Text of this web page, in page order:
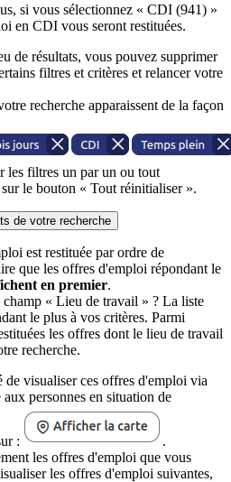
si vous sélectionnez « CDI (941) »
en CDI vous seront restituées.
de résultats, vous pouvez supprimer
filtres et critères et relancer votre
recherche apparaissent de la façon
les filtres un par un ou tout
le bouton « Tout réinitialiser ».
de votre recherche
est restituée par ordre de
que les offres d'emploi répondant le
en premier.
champ « Lieu de travail » ? La liste
le plus à vos critères. Parmi
les offres dont le lieu de travail
recherche.
de visualiser ces offres d'emploi via
personnes en situation de
:
.
les offres d'emploi que vous
les offres d'emploi suivantes,